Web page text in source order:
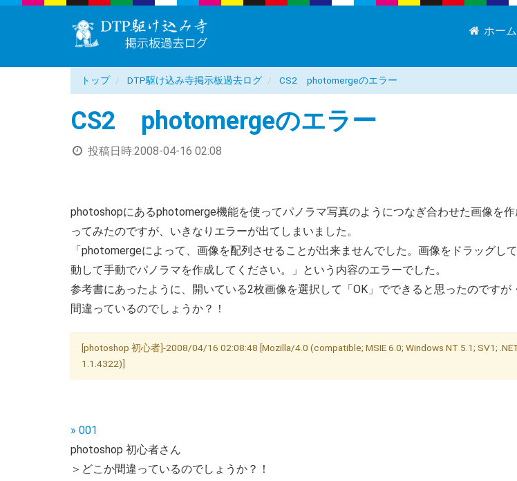
ホーム
トップ DTP駆け込み寺掲示板過去ログ CS2 photomergeのエラー
CS2 photomergeのエラー
投稿日時:2008-04-16 02:08
photoshopにあるphotomerge機能を使ってパノラマ写真のようにつなぎ合わせた画像を
ってみたのですが、いきなりエラーが出てしまいました。
「photomergeによって、画像を配列させることが出来ませんでした。画像をドラッグし
動して手動でパノラマを作成してください。」という内容のエラーでした。
参考書にあったように、開いている2枚画像を選択して「OK」でできると思ったのですが
間違っているのでしょうか？！
[photoshop 初心者]-2008/04/16 02:08:48 [Mozilla/4.0 (compatible; MSIE 6.0; Windows NT 5.1; SV1;
1.1.4322)]
» 001
photoshop 初心者さん
＞どこか間違っているのでしょうか？！